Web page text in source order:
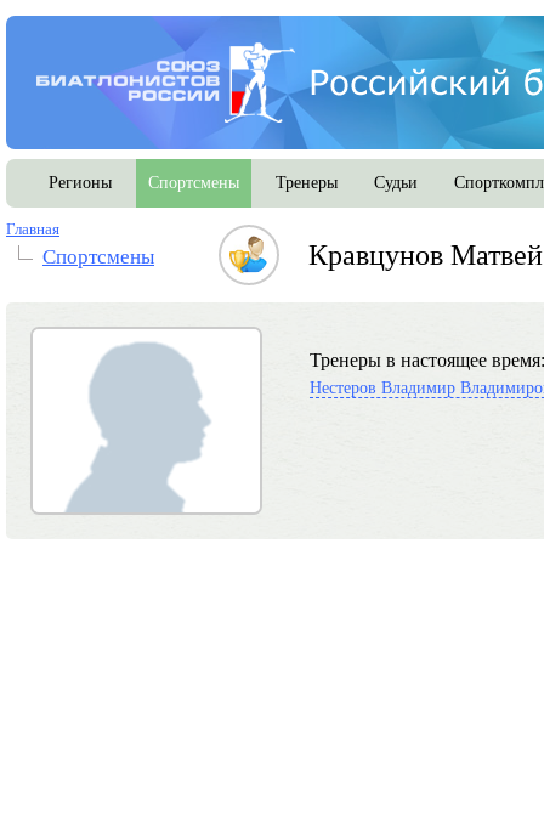
Регионы Спортсмены Тренеры Судьи
Главная
Спортсмены Кравцунов
Тренеры в настоящее время:
Нестеров Владимир